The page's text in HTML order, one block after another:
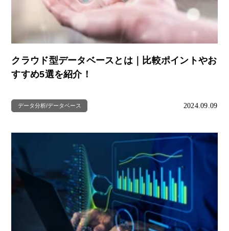
クラウド型データベースとは｜比較ポイントやお
すすめ5選を紹介！
データ分析/データベース 2024.09.09